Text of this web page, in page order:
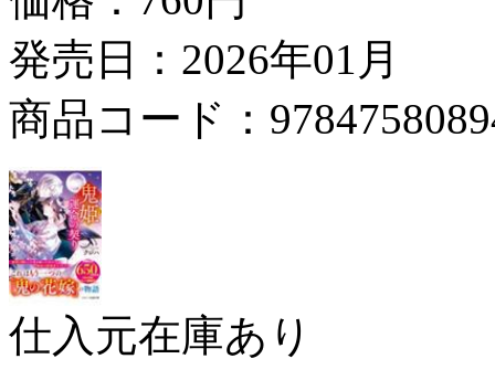
発売日：2026年01月
商品コード：
仕入元在庫あり